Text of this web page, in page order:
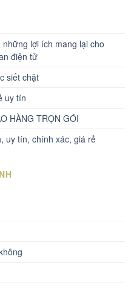
lợi ích mang lại cho
điện tử
siết chặt
uy tín
HÀNG TRỌN GÓI
uy tín, chính xác, giá rẻ